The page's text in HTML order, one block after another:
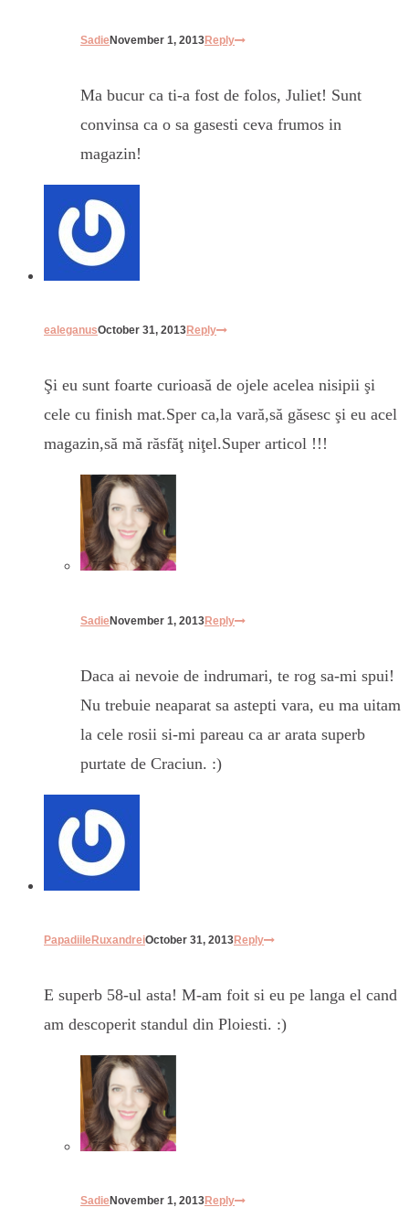
SadieNovember 1, 2013Reply
Ma bucur ca ti-a fost de folos, Juliet! Sunt
convinsa ca o sa gasesti ceva frumos in
magazin!
ealeganusOctober 31, 2013Reply
Şi eu sunt foarte curioasă de ojele acelea nisipii şi
cele cu finish mat.Sper ca,la vară,să găsesc şi eu acel
magazin,să mă răsfăţ niţel.Super articol !!!
SadieNovember 1, 2013Reply
Daca ai nevoie de indrumari, te rog sa-mi spui!
Nu trebuie neaparat sa astepti vara, eu ma uitam
la cele rosii si-mi pareau ca ar arata superb
purtate de Craciun. :)
PapadiileRuxandreiOctober 31, 2013Reply
E superb 58-ul asta! M-am foit si eu pe langa el cand
am descoperit standul din Ploiesti. :)
SadieNovember 1, 2013Reply